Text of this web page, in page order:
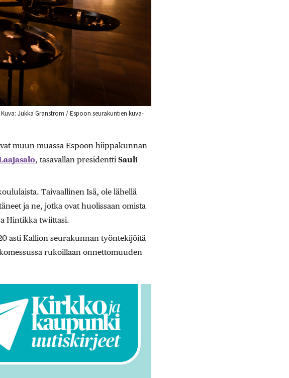
Jukka Granström / Espoon seurakuntien kuva-
muun muassa Espoon hiippakunnan
, tasavallan presidentti Sauli
Taivaallinen Isä, ole lähellä
ja ne, jotka ovat huolissaan omista
Hintikka twiittasi.
asti Kallion seurakunnan työntekijöitä
rukoillaan onnettomuuden